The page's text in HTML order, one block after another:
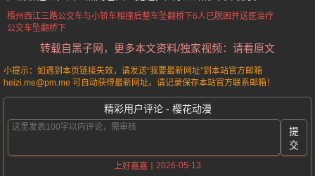
梧州西江三路公交车与小轿车相撞后整车坠翻桥下6人已脱困并送医治疗
公交车坠翻桥下
转载自黑子网，更多本文资料/独家视频：请看原文
小提示：如遇到本页链接失效，请发送“我要最新网址”到本站官方邮箱
heizi.me@pm.me 可自动获得最新网址。请记录保存本站官方联系邮箱！
精彩用户评论 - 樱花动漫
提
交
上好嘉嘉
2026-05-13